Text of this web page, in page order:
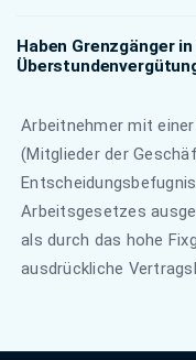
Haben Grenzgänger
Arbeitnehmer mit
(Mitglieder der
Arbeitsgesetzes
als durch das hohe
ausdrückliche